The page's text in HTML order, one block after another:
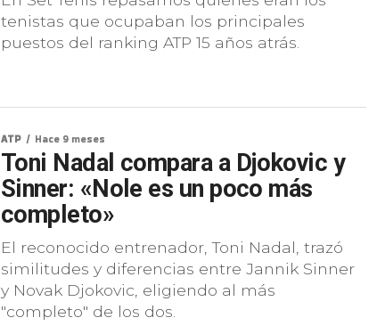
tenistas que ocupaban los principales
puestos del ranking ATP 15 años atrás.
ATP Hace 9 meses
Toni Nadal compara a Djokovic y
Sinner: «Nole es un poco más
completo»
El reconocido entrenador, Toni Nadal, trazó
similitudes y diferencias entre Jannik Sinner
y Novak Djokovic, eligiendo al más
"completo" de los dos.